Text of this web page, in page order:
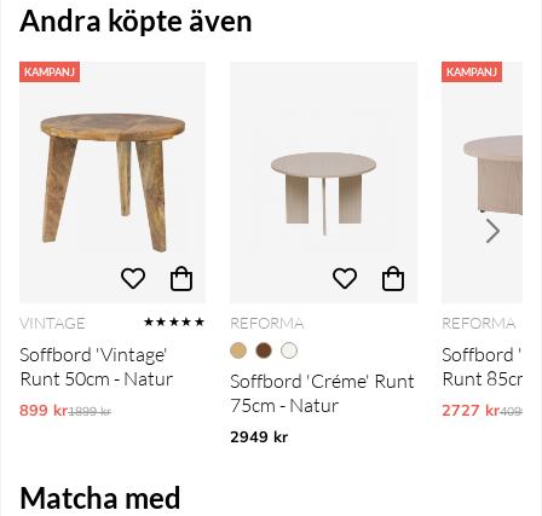
Andra köpte även
KAMPANJ
VINTAGE ★★★★★
Soffbord 'Vintage'
Runt 50cm - Natur
899 krOrdinarie pris:
1899 kr
REFORMA
Soffbord 'Créme' Runt
75cm - Natur
2949 kr
KAMPANJ
REFORMA
Soffbord
Runt 85cm
2727 kr4099 kr
Matcha med